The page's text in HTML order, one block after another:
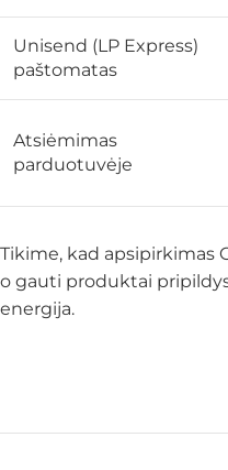
Unisend (LP Express)
paštomatas
Atsiėmimas
parduotuvėje
Tikime, kad apsipirkimas
o gauti produktai
energija.